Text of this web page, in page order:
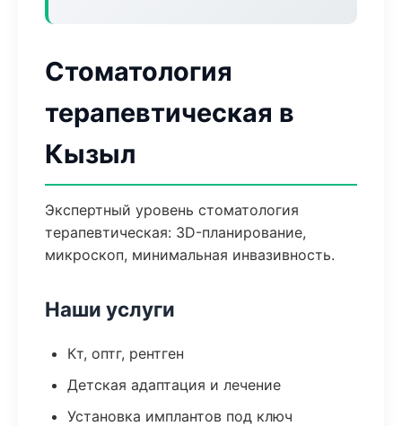
Стоматология
терапевтическая в
Кызыл
Экспертный уровень стоматология
терапевтическая: 3D-планирование,
микроскоп, минимальная инвазивность.
Наши услуги
Кт, оптг, рентген
Детская адаптация и лечение
Установка имплантов под ключ